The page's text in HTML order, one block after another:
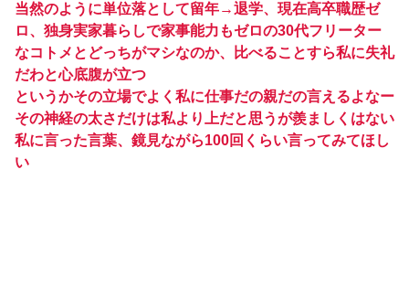
当然のように単位落として留年→退学、現在高卒職歴ゼ
ロ、独身実家暮らしで家事能力もゼロの30代フリーター
なコトメとどっちがマシなのか、比べることすら私に失礼
だわと心底腹が立つ
というかその立場でよく私に仕事だの親だの言えるよなー
その神経の太さだけは私より上だと思うが羨ましくはない
私に言った言葉、鏡見ながら100回くらい言ってみてほし
い